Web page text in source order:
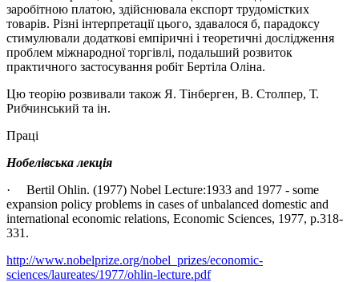
заробітною платою, здійснювала експорт трудомістких
товарів. Різні інтерпретації цього, здавалося б, парадоксу
стимулювали додаткові емпіричні і теоретичні дослідження
проблем міжнародної торгівлі, подальший розвиток
практичного застосування робіт Бертіла Оліна.
Цю теорію розвивали також Я. Тінберген, В. Столпер, Т.
Рибчинський та ін.
Праці
Нобелівська лекція
· Bertil Ohlin. (1977) Nobel Lecture:1933 and 1977 - some
expansion policy problems in cases of unbalanced domestic and
international economic relations, Economic Sciences, 1977, p.318-
331.
http://www.nobelprize.org/nobel_prizes/economic-
sciences/laureates/1977/ohlin-lecture.pdf